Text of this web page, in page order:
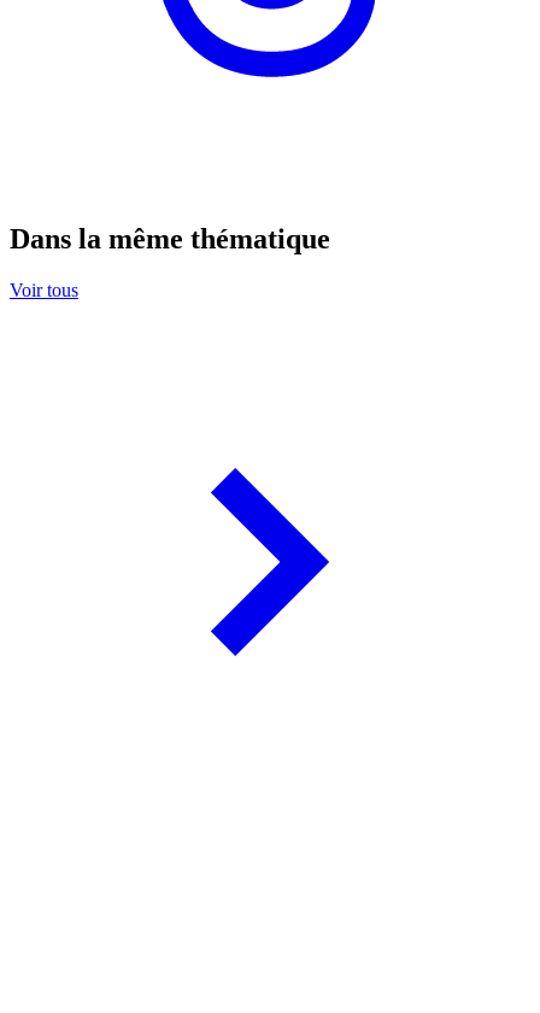
Dans la même thématique
Voir tous